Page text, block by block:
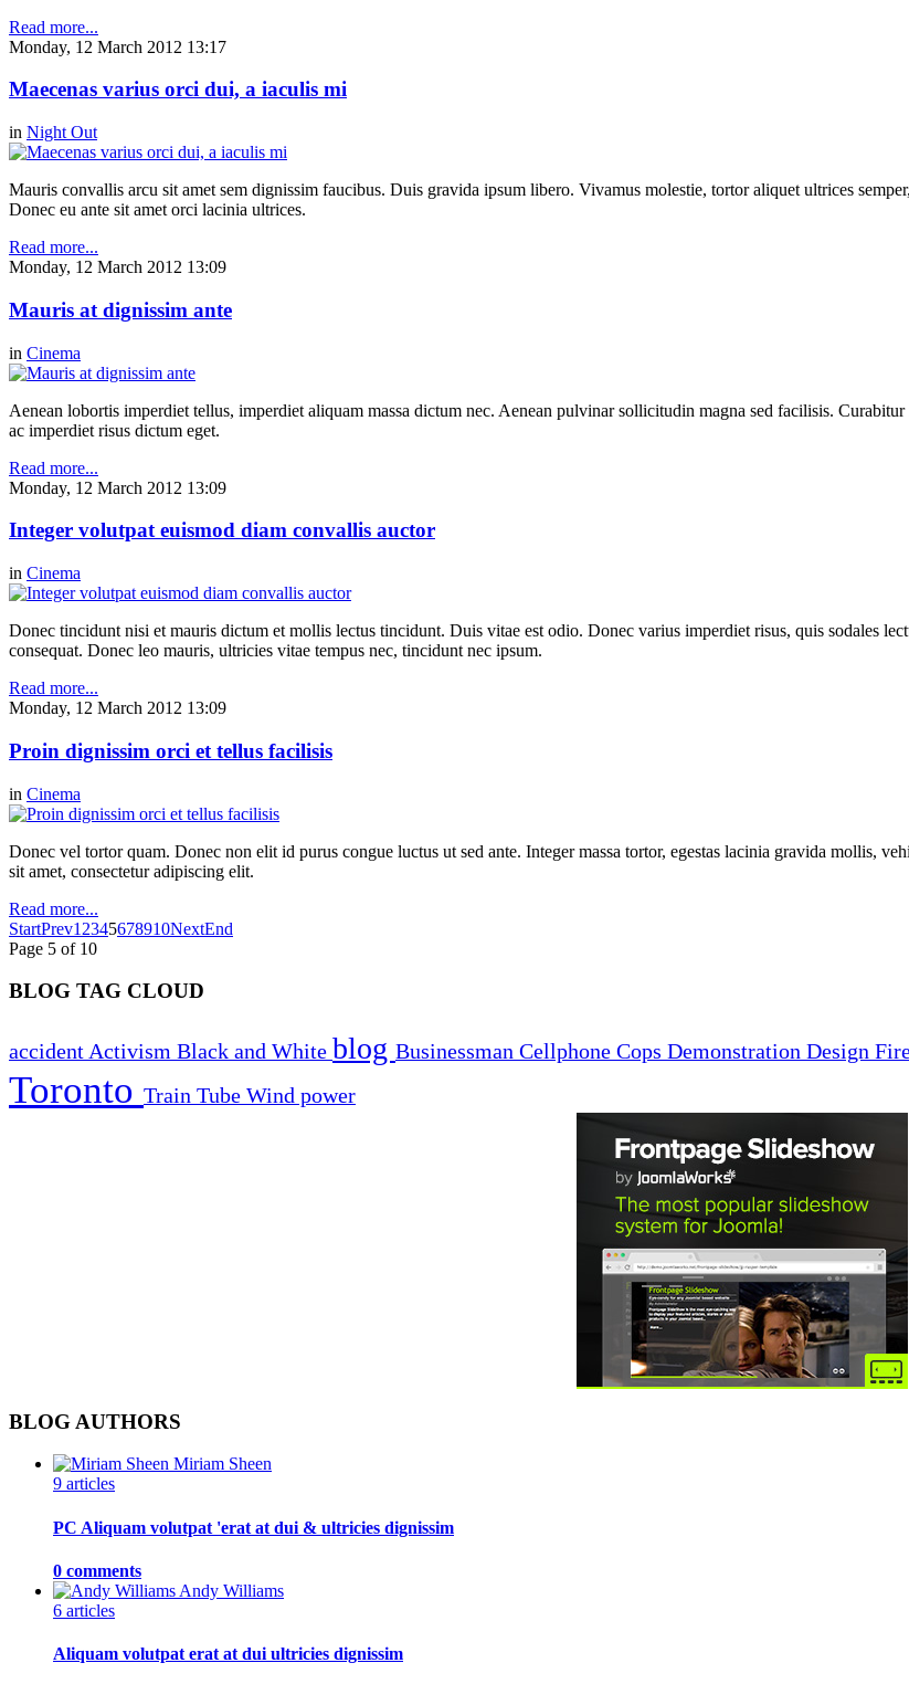
Read more...
Monday, 12 March 2012 13:17
Maecenas varius orci dui, a iaculis mi
in Night Out
Mauris convallis arcu sit amet sem dignissim faucibus. Duis gravida ipsum libero. Vivamus molestie, tortor aliquet ultrices
Donec eu ante sit amet orci lacinia ultrices.
Read more...
Monday, 12 March 2012 13:09
Mauris at dignissim ante
in Cinema
Aenean lobortis imperdiet tellus, imperdiet aliquam massa dictum nec. Aenean pulvinar sollicitudin magna sed facilisis.
ac imperdiet risus dictum eget.
Read more...
Monday, 12 March 2012 13:09
Integer volutpat euismod diam convallis auctor
in Cinema
Donec tincidunt nisi et mauris dictum et mollis lectus tincidunt. Duis vitae est odio. Donec varius imperdiet risus, quis sodales
consequat. Donec leo mauris, ultricies vitae tempus nec, tincidunt nec ipsum.
Read more...
Monday, 12 March 2012 13:09
Proin dignissim orci et tellus facilisis
in Cinema
Donec vel tortor quam. Donec non elit id purus congue luctus ut sed ante. Integer massa tortor, egestas lacinia gravida mollis,
sit amet, consectetur adipiscing elit.
Read more...
StartPrev1 2345678910NextEnd
Page 5 of 10
BLOG TAG CLOUD
accident Activism Black and White blog Businessman Cellphone Cops Demonstration Design
Toronto Train Tube Wind power
BLOG AUTHORS
Miriam Sheen
9 articles
PC Aliquam volutpat 'erat at dui & ultricies dignissim
0 comments
Andy Williams
6 articles
Aliquam volutpat erat at dui ultricies dignissim